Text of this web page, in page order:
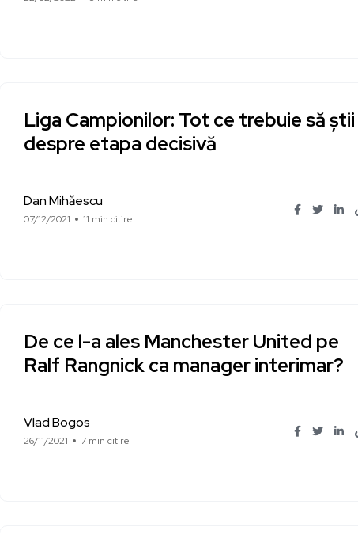
Liga Campionilor: Tot ce trebuie să știi
despre etapa decisivă
Dan Mihăescu
07/12/2021 11 min citire
De ce l-a ales Manchester United pe
Ralf Rangnick ca manager interimar?
Vlad Bogos
26/11/2021 7 min citire